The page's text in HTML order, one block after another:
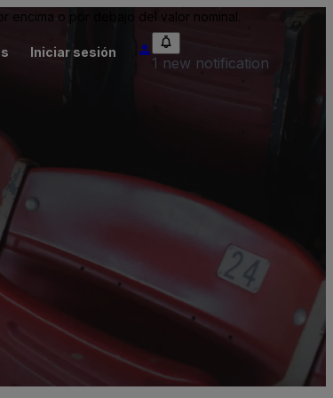
encima o por debajo del valor nominal.
Iniciar sesión
1 new notification